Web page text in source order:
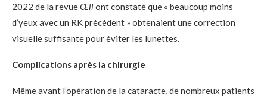
2022 de la revueŒilont constaté que « beaucoup moins
d’yeux avec un RK précédent » obtenaient une correction
visuelle suffisante pour éviter les lunettes.
Complications après la chirurgie
Même avant l’opération de la cataracte, de nombreux patients